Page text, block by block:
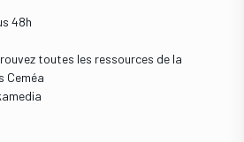
48h
toutes les ressources de la
Ceméa